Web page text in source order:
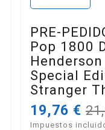
PRE-
Pop 1800
Henderson
Special
Stranger
19,76 €
Impuestos